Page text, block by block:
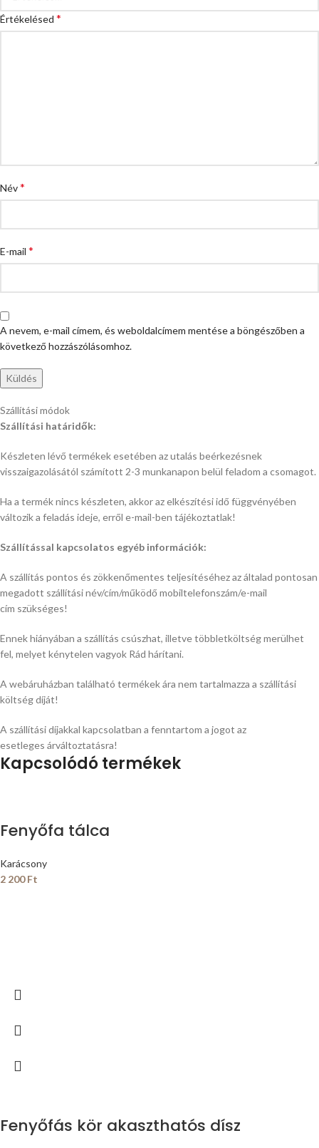
Értékelésed *
Név*
E-mail *
A nevem, e-mail címem, és weboldalcímem mentése a böngészőben a
következő hozzászólásomhoz.
Szállítási módok
Szállítási határidők:
Készleten lévő termékek esetében az utalás beérkezésnek
visszaigazolásától számított 2-3 munkanapon belül feladom a csomagot.
Ha a termék nincs készleten, akkor az elkészítési idő függvényében
változik a feladás ideje, erről e-mail-ben tájékoztatlak!
Szállítással kapcsolatos egyéb információk:
A szállítás pontos és zökkenőmentes teljesítéséhez az általad pontosan
megadott szállítási név/cím/működő mobiltelefonszám/e-mail
cím szükséges!
Ennek hiányában a szállítás csúszhat, illetve többletköltség merülhet
fel, melyet kénytelen vagyok Rád hárítani.
A webáruházban található termékek ára nem tartalmazza a szállítási
költség díját!
A szállítási díjakkal kapcsolatban a fenntartom a jogot az
esetleges árváltoztatásra!
Kapcsolódó termékek
Fenyőfa tálca
Karácsony
2 200Ft
Fenyőfás kör akaszthatós dísz